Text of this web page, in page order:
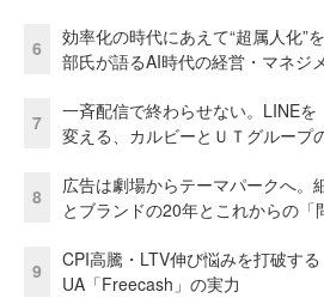
6
効率化の時代にあえて“超属人化
部氏が語るAI時代の経営・マネジ
7
一斉配信で終わらせない。LINEを
変える、カルビーとＵＴグループ
8
広告は劇場からテーマパークへ。
とブランドの20年とこれからの「
9
CPI高騰・LTV伸び悩みを打破す
UA「Freecash」の実力